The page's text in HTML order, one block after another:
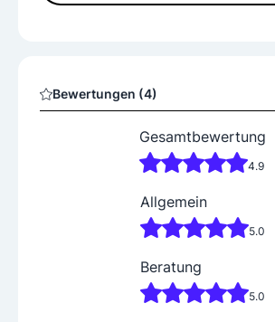
schöne Badewannen oder stylische
Bewertungen (4)
Gesamtbewertung
4.9
Allgemein
5.0
Beratung
5.0